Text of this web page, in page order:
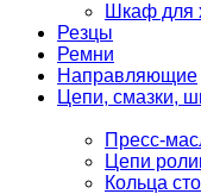
Шкаф для
Резцы
Ремни
Направляющие
Цепи, смазки,
Пресс-
Цепи
Кольца